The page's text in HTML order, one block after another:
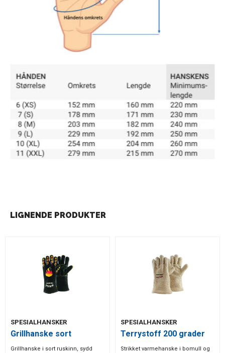
LIGNENDE PRODUKTER
SPESIALHANSKER
Grillhanske sort
Grillhanske i sort ruskinn, sydd
SPESIALHANSKER
Terrystoff 200 grader
Strikket varmehanske i bomull og